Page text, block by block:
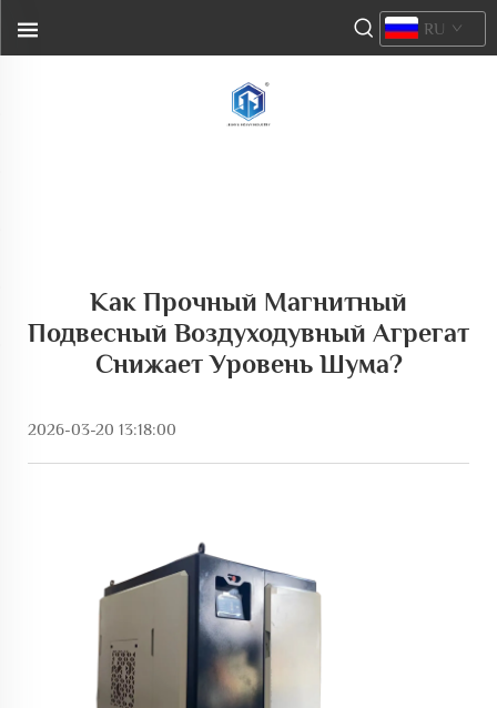
RU
Как Прочный Магнитный
Подвесный Воздуходувный Агрегат
Снижает Уровень Шума?
2026-03-20 13:18:00